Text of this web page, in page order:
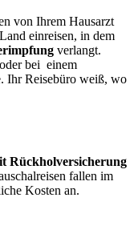
von Ihrem Hausarzt
einreisen, in dem
verlangt.
bei einem
Ihr Reisebüro weiß, wo
Rückholversicherung
fallen im
Kosten an.